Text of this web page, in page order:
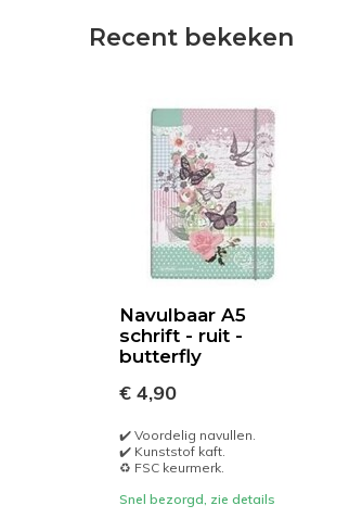
Recent bekeken
Navulbaar A5
schrift - ruit -
butterfly
€ 4,90
✔️ Voordelig navullen.
✔️ Kunststof kaft.
♻️ FSC keurmerk.
Snel bezorgd, zie details